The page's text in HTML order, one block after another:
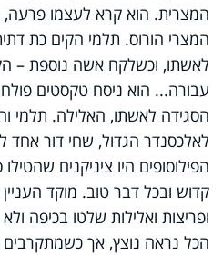
המצרית. הוא קרא לעצמו פרעה,
המצרי הורוס. תלמי הקים כת
לאשתו, וכשלקח אשה נוספת –
עבורה... הוא ניסח טקסטים
הסגידה לאשתו, האלילה. תלמי
לאלכסנדר הגדול, שחי דור אחד
הפילוסופים היו ציניקנים
קדוש ובכל דבר טוב. מוקד
ופריצות ואלילות שלטו בכיפה
הכל נראה נוצץ, אך כשמתקרבים